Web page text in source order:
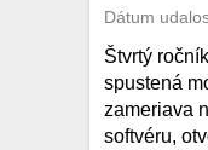
Dátum
Štvrtý
spustená
zameriava
softvéru,